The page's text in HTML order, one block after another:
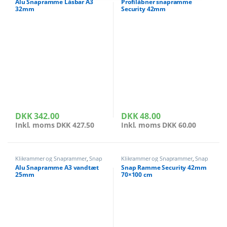
32mm
DKK342.00
Inkl. moms DKK 427.50
Security 42mm
DKK48.00
Inkl. moms DKK 60.00
Klikrammer og Snaprammer,Snap
ramme vandtæt
Alu Snapramme A3 vandtæt
25mm
Klikrammer og Snaprammer,Snap
rammer sikkerhed
Snap Ramme Security 42mm
70×100 cm